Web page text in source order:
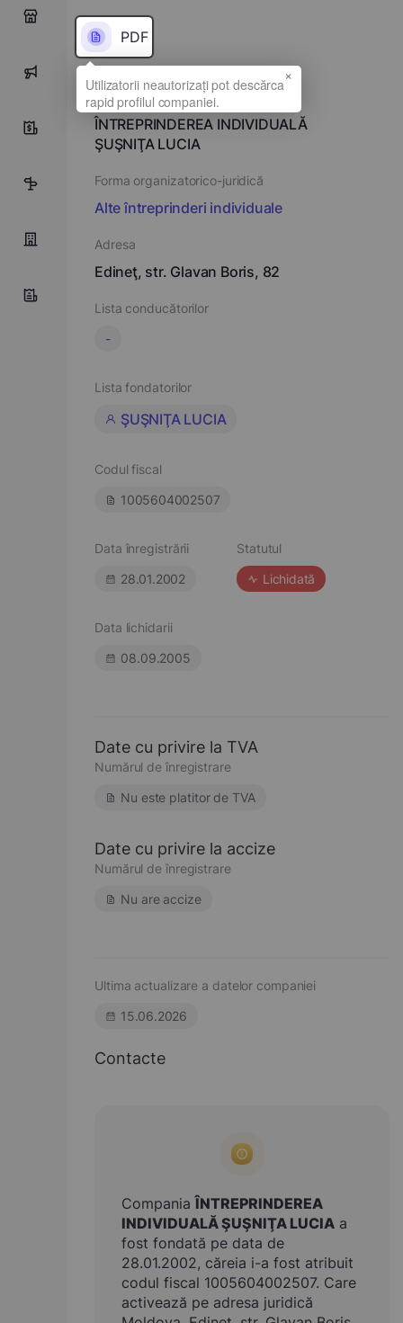
0
5
PDF
Denumirea completă
ÎNTREPRINDEREA INDIVIDUALĂ
ŞUŞNIŢA LUCIA
Forma organizatorico-juridică
Alte întreprinderi individuale
Adresa
Edineţ, str. Glavan Boris, 82
Lista conducătorilor
-
Lista fondatorilor
ŞUŞNIŢA LUCIA
Codul fiscal
1005604002507
Data înregistrării
28.01.2002
Statutul
Lichidată
Data lichidarii
08.09.2005
Date cu privire la TVA
Numărul de înregistrare
Nu este platitor de TVA
Date cu privire la accize
Numărul de înregistrare
Nu are accize
Ultima actualizare a datelor companiei
15.06.2026
Contacte
CompaniaÎNTREPRINDEREA
INDIVIDUALĂ ŞUŞNIŢA LUCIA a
fost fondată pe data de
28.01.2002, căreia i-a fost atribuit
codul fiscal 1005604002507. Care
activează pe adresa juridică
×